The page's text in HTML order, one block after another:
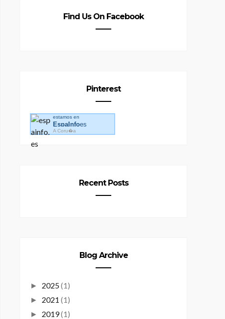
Find Us On Facebook
Pinterest
estamos en
EspaInfoes
A Coru�a
Recent Posts
Blog Archive
► 2025(1)
► 2021 (1)
► 2019(1)